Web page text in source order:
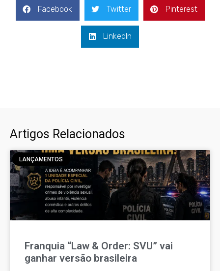
Facebook Twitter Pinterest
LinkedIn
Artigos Relacionados
LANÇAMENTOS
Franquia “Law & Order: SVU” vai
ganhar versão brasileira